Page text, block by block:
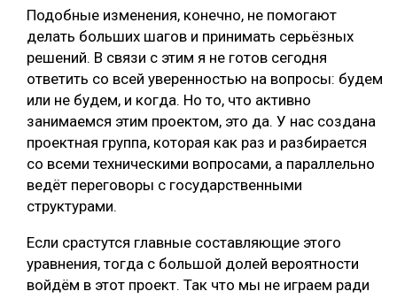
Подобные изменения, конечно, не помогают
делать больших шагов и принимать серьёзных
решений. В связи с этим я не готов сегодня
ответить со всей уверенностью на вопросы: будем
или не будем, и когда. Но то, что активно
занимаемся этим проектом, это да. У нас создана
проектная группа, которая как раз и разбирается
со всеми техническими вопросами, а параллельно
ведёт переговоры с государственными
структурами.
Если срастутся главные составляющие этого
уравнения, тогда с большой долей вероятности
войдём в этот проект. Так что мы не играем ради